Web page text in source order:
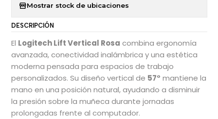
Mostrar stock de ubicaciones
DESCRIPCIÓN
El Logitech Lift Vertical Rosa combina ergonomía
avanzada, conectividad inalámbrica y una estética
moderna pensada para espacios de trabajo
personalizados. Su diseño vertical de 57° mantiene la
mano en una posición natural, ayudando a disminuir
la presión sobre la muñeca durante jornadas
prolongadas frente al computador.